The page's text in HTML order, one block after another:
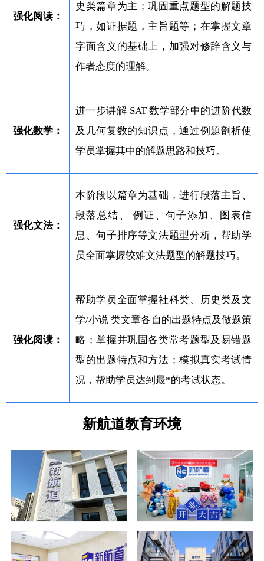
强化阅读：
史类篇章为主；巩固重点题型的解题技
巧，如证据题，主旨题等；在掌握文章
字面含义的基础上，加强对修辞含义与
作者态度的理解。
强化数学：
进一步讲解 SAT 数学部分中的进阶代数
及几何复数的知识点，通过例题剖析使
学员掌握其中的解题思路和技巧。
强化文法：
本阶段以篇章为基础，进行段落主旨、
段落总结、 例证、句子添加、图表信
息、句子排序等文法题型分析，帮助学
员全面掌握较难文法题型的解题技巧。
强化阅读：
帮助学员全面掌握社科类、历史类及文
学/小说 类文章各自的出题特点及做题策
略；掌握并巩固各类常考题型及易错题
型的出题特点和方法；模拟真实考试情
况，帮助学员达到最*的考试状态。
新航道教育环境